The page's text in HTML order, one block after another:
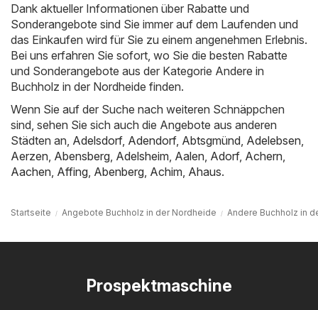
Dank aktueller Informationen über Rabatte und
Sonderangebote sind Sie immer auf dem Laufenden und
das Einkaufen wird für Sie zu einem angenehmen Erlebnis.
Bei uns erfahren Sie sofort, wo Sie die besten Rabatte
und Sonderangebote aus der Kategorie Andere in
Buchholz in der Nordheide finden.
Wenn Sie auf der Suche nach weiteren Schnäppchen
sind, sehen Sie sich auch die Angebote aus anderen
Städten an, Adelsdorf, Adendorf, Abtsgmünd, Adelebsen,
Aerzen, Abensberg, Adelsheim, Aalen, Adorf, Achern,
Aachen, Affing, Abenberg, Achim, Ahaus.
Startseite Angebote Buchholz in der Nordheide Andere Buchholz in
Prospektmaschine